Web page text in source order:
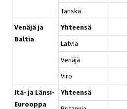
Tanska
Venäjä ja
Baltia
Yhteensä
Latvia
Venäjä
Viro
Itä- ja Länsi-
Eurooppa
Yhteensä